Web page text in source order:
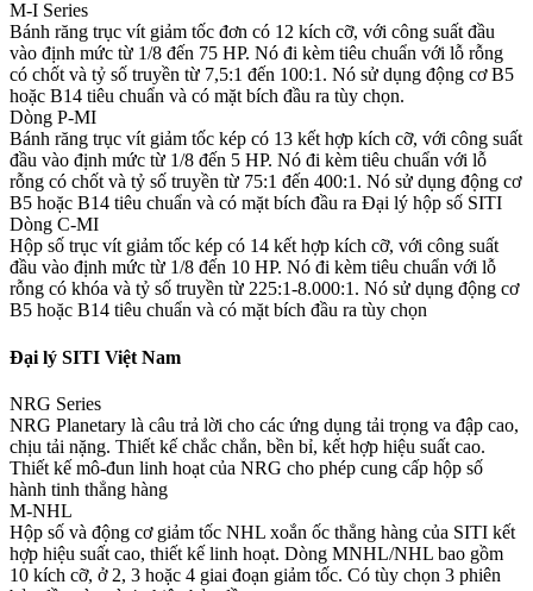
M-I Series
Bánh răng trục vít giảm tốc đơn có 12 kích cỡ, với công suất đầu
vào định mức từ 1/8 đến 75 HP. Nó đi kèm tiêu chuẩn với lỗ rỗng
có chốt và tỷ số truyền từ 7,5:1 đến 100:1. Nó sử dụng động cơ B5
hoặc B14 tiêu chuẩn và có mặt bích đầu ra tùy chọn.
Dòng P-MI
Bánh răng trục vít giảm tốc kép có 13 kết hợp kích cỡ, với công suất
đầu vào định mức từ 1/8 đến 5 HP. Nó đi kèm tiêu chuẩn với lỗ
rỗng có chốt và tỷ số truyền từ 75:1 đến 400:1. Nó sử dụng động cơ
B5 hoặc B14 tiêu chuẩn và có mặt bích đầu ra Đại lý hộp số SITI
Dòng C-MI
Hộp số trục vít giảm tốc kép có 14 kết hợp kích cỡ, với công suất
đầu vào định mức từ 1/8 đến 10 HP. Nó đi kèm tiêu chuẩn với lỗ
rỗng có khóa và tỷ số truyền từ 225:1-8.000:1. Nó sử dụng động cơ
B5 hoặc B14 tiêu chuẩn và có mặt bích đầu ra tùy chọn
Đại lý SITI Việt Nam
NRG Series
NRG Planetary là câu trả lời cho các ứng dụng tải trọng va đập cao,
chịu tải nặng. Thiết kế chắc chắn, bền bỉ, kết hợp hiệu suất cao.
Thiết kế mô-đun linh hoạt của NRG cho phép cung cấp hộp số
hành tinh thẳng hàng
M-NHL
Hộp số và động cơ giảm tốc NHL xoắn ốc thẳng hàng của SITI kết
hợp hiệu suất cao, thiết kế linh hoạt. Dòng MNHL/NHL bao gồm
10 kích cỡ, ở 2, 3 hoặc 4 giai đoạn giảm tốc. Có tùy chọn 3 phiên